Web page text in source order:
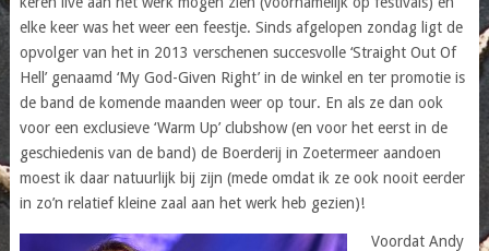
elke keer was het weer een feestje. Sinds afgelopen zondag ligt de
opvolger van het in 2013 verschenen succesvolle ‘Straight Out Of
Hell’ genaamd ‘My God-Given Right’ in de winkel en ter promotie is
de band de komende maanden weer op tour. En als ze dan ook
voor een exclusieve ‘Warm Up’ clubshow (en voor het eerst in de
geschiedenis van de band) de Boerderij in Zoetermeer aandoen
moest ik daar natuurlijk bij zijn (mede omdat ik ze ook nooit eerder
in zo’n relatief kleine zaal aan het werk heb gezien)!
Voordat Andy